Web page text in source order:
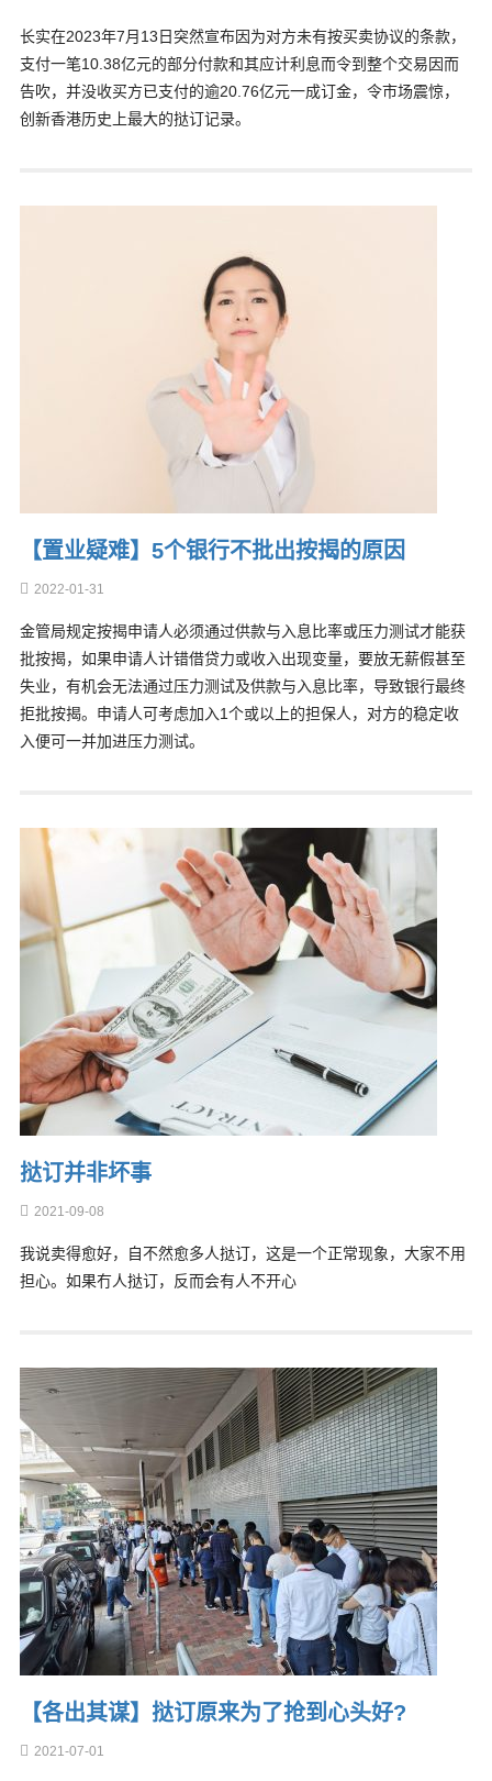
长实在2023年7月13日突然宣布因为对方未有按买卖协议的条款，
支付一笔10.38亿元的部分付款和其应计利息而令到整个交易因而
告吹，并没收买方已支付的逾20.76亿元一成订金，令市场震惊，
创新香港历史上最大的挞订记录。
【置业疑难】5个银行不批出按揭的原因
2022-01-31
金管局规定按揭申请人必须通过供款与入息比率或压力测试才能获
批按揭，如果申请人计错借贷力或收入出现变量，要放无薪假甚至
失业，有机会无法通过压力测试及供款与入息比率，导致银行最终
拒批按揭。申请人可考虑加入1个或以上的担保人，对方的稳定收
入便可一并加进压力测试。
挞订并非坏事
2021-09-08
我说卖得愈好，自不然愈多人挞订，这是一个正常现象，大家不用
担心。如果冇人挞订，反而会有人不开心
【各出其谋】挞订原来为了抢到心头好?
2021-07-01